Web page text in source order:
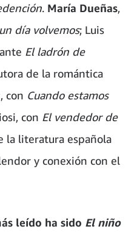
. María Dueñas,
día volvemos; Luis
El ladrón de
de la romántica
con Cuando estamos
con El vendedor de
la literatura española
y conexión con el
leído ha sido El niño